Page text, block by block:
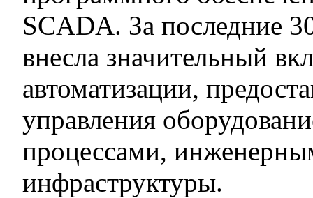
SCADA. За последние
внесла значительный
автоматизации,
управления
процессами,
инфраструктуры.